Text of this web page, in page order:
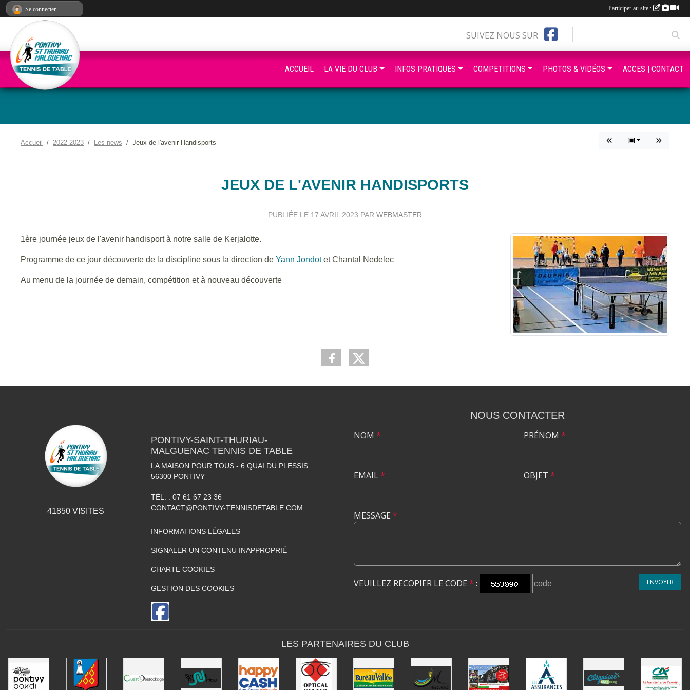
Accueil 2022-2023 Les news Jeux de l'avenir Handisports
JEUX DE L'AVENIR HANDISPORTS
PUBLIÉE LE 17 AVRIL 2023 PAR WEBMASTER
1ère journée jeux de l'avenir handisport à notre salle de Kerjalotte.
Programme de ce jour découverte de la discipline sous la direction de Yann Jondotet Chantal Nedelec
Au menu de la journée de demain, compétition et à nouveau découverte
SUIVEZ NOUS SUR
ACCUEIL LA VIE DU CLUB INFOS PRATIQUES COMPETITIONS PHOTOS & VIDÉOS ACCES | CONTACT
41850VISITES
PONTIVY-SAINT-THURIAU-
MALGUENAC TENNIS DE TABLE
LA MAISON POUR TOUS - 6 QUAI DU PLESSIS
56300 PONTIVY
TÉL. : 07 61 67 23 36
CONTACT@PONTIVY-TENNISDETABLE.COM
INFORMATIONS LÉGALES
SIGNALER UN CONTENU INAPPROPRIÉ
CHARTE COOKIES
GESTION DES COOKIES
NOUS CONTACTER
NOM *
EMAIL*
PRÉNOM *
OBJET *
MESSAGE *
VEUILLEZ RECOPIER LE CODE * : ENVOYER
LES PARTENAIRES DU CLUB
Se connecter Participer au site :
Panneau de gestion des cookies